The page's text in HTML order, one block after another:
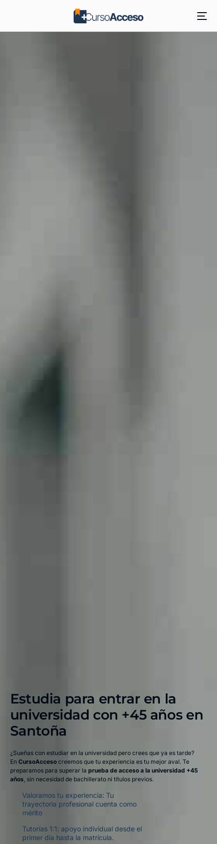
Estudia para entrar en la
universidad con +45 años en
Santoña​
¿Sueñas con estudiar en la universidad pero crees que ya es tarde?
En CursoAccesocreemos que tu experiencia es tu mejor aval. Te
preparamos para superar la prueba de acceso a la universidad +45
años, sin necesidad de bachillerato ni títulos previos.
Valoramos tu experiencia: Tu
trayectoria profesional cuenta como
mérito
Tutorías 1:1: apoyo individual desde el
primer día hasta la matrícula.